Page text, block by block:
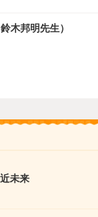
木邦明先生）
未来